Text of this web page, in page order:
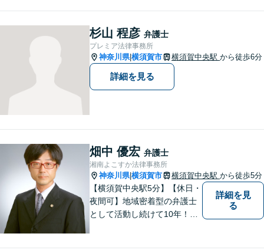
方々により良い法律サービス
を届けていきたいと思いま
す。 ぜひご相談ください。
杉山 程彦 弁護士
プレミア法律事務所
神奈川県|横須賀市 横須賀中央駅 から徒歩6分
詳細を見る
畑中 優宏 弁護士
湘南よこすか法律事務所
神奈川県|横須賀市 横須賀中央駅 から徒歩5分
【横須賀中央駅5分】【休日・
夜間可】地域密着型の弁護士
として活動し続けて10年！豊
詳細を見
る